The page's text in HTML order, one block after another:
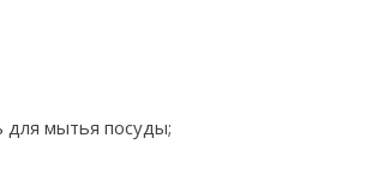
для мытья посуды;